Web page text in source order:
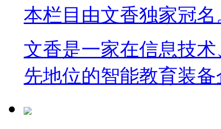
本栏目由文香独家冠名
文香是一家在信息技
先地位的智能教育装